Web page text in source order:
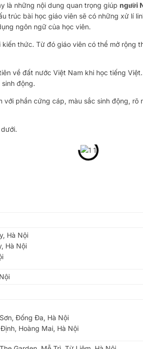
là những nội dung quan trọng giúp người
trúc bài học giáo viên sẽ có những xử lí
ngôn ngữ của học viên.
thức. Từ đó giáo viên có thể mở rộng
về đất nước Việt Nam khi học tiếng
động.
phần cứng cáp, màu sắc sinh động, rõ
Hà Nội
Hà Nội
Đống Đa, Hà Nội
Hoàng Mai, Hà Nội